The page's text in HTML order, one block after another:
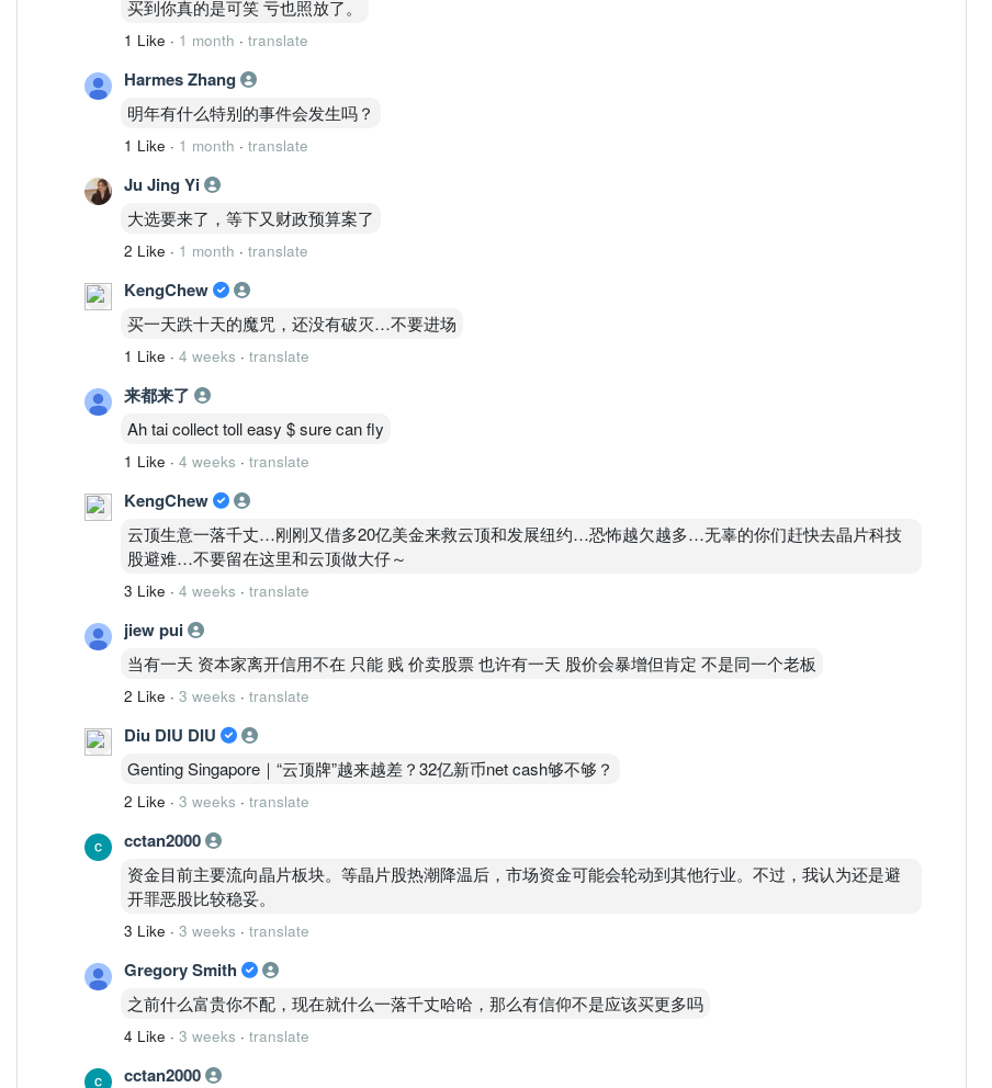
买到你真的是可笑 亏也照放了。
1 Like · 1 month · translate
Harmes Zhang
明年有什么特别的事件会发生吗？
1 Like · 1 month · translate
Ju Jing Yi
大选要来了，等下又财政预算案了
2 Like · 1 month · translate
KengChew
买一天跌十天的魔咒，还没有破灭…不要进场
1 Like · 4 weeks · translate
来都来了
Ah tai collect toll easy $ sure can fly
1 Like · 4 weeks · translate
KengChew
云顶生意一落千丈…刚刚又借多20亿美金来救云顶和发展纽约…恐怖越欠越多…无辜的你们赶快去晶片科技
股避难…不要留在这里和云顶做大仔～
3 Like · 4 weeks · translate
jiew pui
当有一天 资本家离开信用不在 只能 贱 价卖股票 也许有一天 股价会暴增但肯定 不是同一个老板
2 Like · 3 weeks · translate
Diu DIU DIU
Genting Singapore｜“云顶牌”越来越差？32亿新币net cash够不够？
2 Like · 3 weeks · translate
cctan2000
资金目前主要流向晶片板块。等晶片股热潮降温后，市场资金可能会轮动到其他行业。不过，我认为还是避
开罪恶股比较稳妥。
3 Like · 3 weeks · translate
Gregory Smith
之前什么富贵你不配，现在就什么一落千丈哈哈，那么有信仰不是应该买更多吗
4 Like · 3 weeks · translate
cctan2000